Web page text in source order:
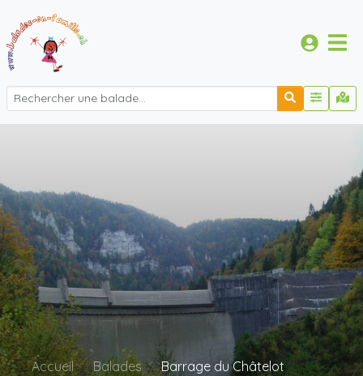
Accueil Balades Barrage du Châtelot